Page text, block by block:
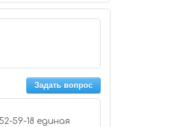
Задать вопрос